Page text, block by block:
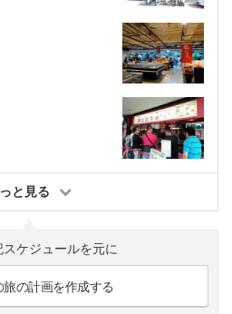
と見る
スケジュールを元に
旅の計画を作成する